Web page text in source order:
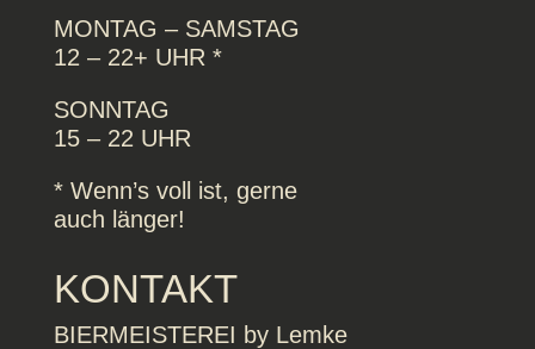
MONTAG – SAMSTAG
12 – 22+ UHR *
SONNTAG
15 – 22 UHR
* Wenn’s voll ist, gerne
auch länger!
KONTAKT
BIERMEISTEREI by Lemke